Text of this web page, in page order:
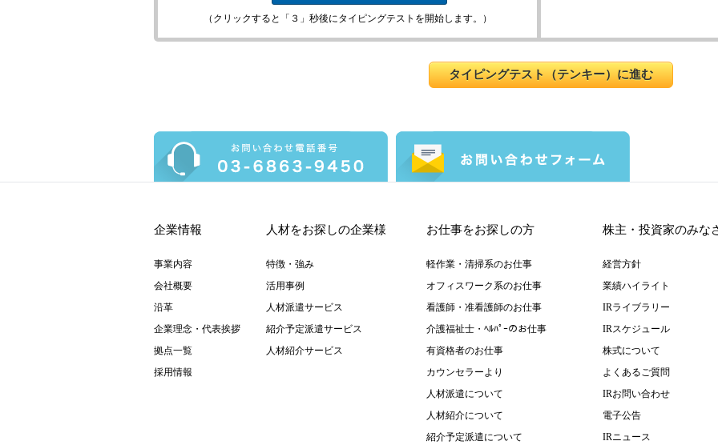
（クリックすると「３」秒後にタイピングテストを開始します。）
企業情報
事業内容
会社概要
沿革
企業理念・代表挨拶
拠点一覧
採用情報
人材をお探しの企業様
特徴・強み
活用事例
人材派遣サービス
紹介予定派遣サービス
人材紹介サービス
お仕事をお探しの方
軽作業・清掃系のお仕事
オフィスワーク系のお仕事
看護師・准看護師のお仕事
介護福祉士・ﾍﾙﾊﾟｰのお仕事
有資格者のお仕事
カウンセラーより
人材派遣について
人材紹介について
紹介予定派遣について
株主・投資家のみな
経営方針
業績ハイライト
IRライブラリー
IRスケジュール
株式について
よくあるご質問
IRお問い合わせ
電子公告
IRニュース